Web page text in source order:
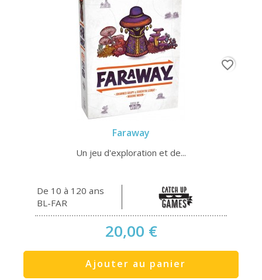
Faraway
Un jeu d'exploration et de...
De 10 à 120 ans
BL-FAR
20,00 €
Ajouter au panier
favorite_border